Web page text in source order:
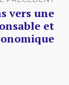
vers une
et